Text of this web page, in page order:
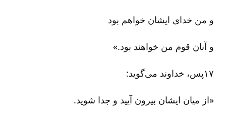
و من خدای ایشان خواهم بود
و آنان قوم من خواهند بود.»
۱۷پس، خداوند می‌گوید:
«از میان ایشان بیرون آیید و جدا شوید.